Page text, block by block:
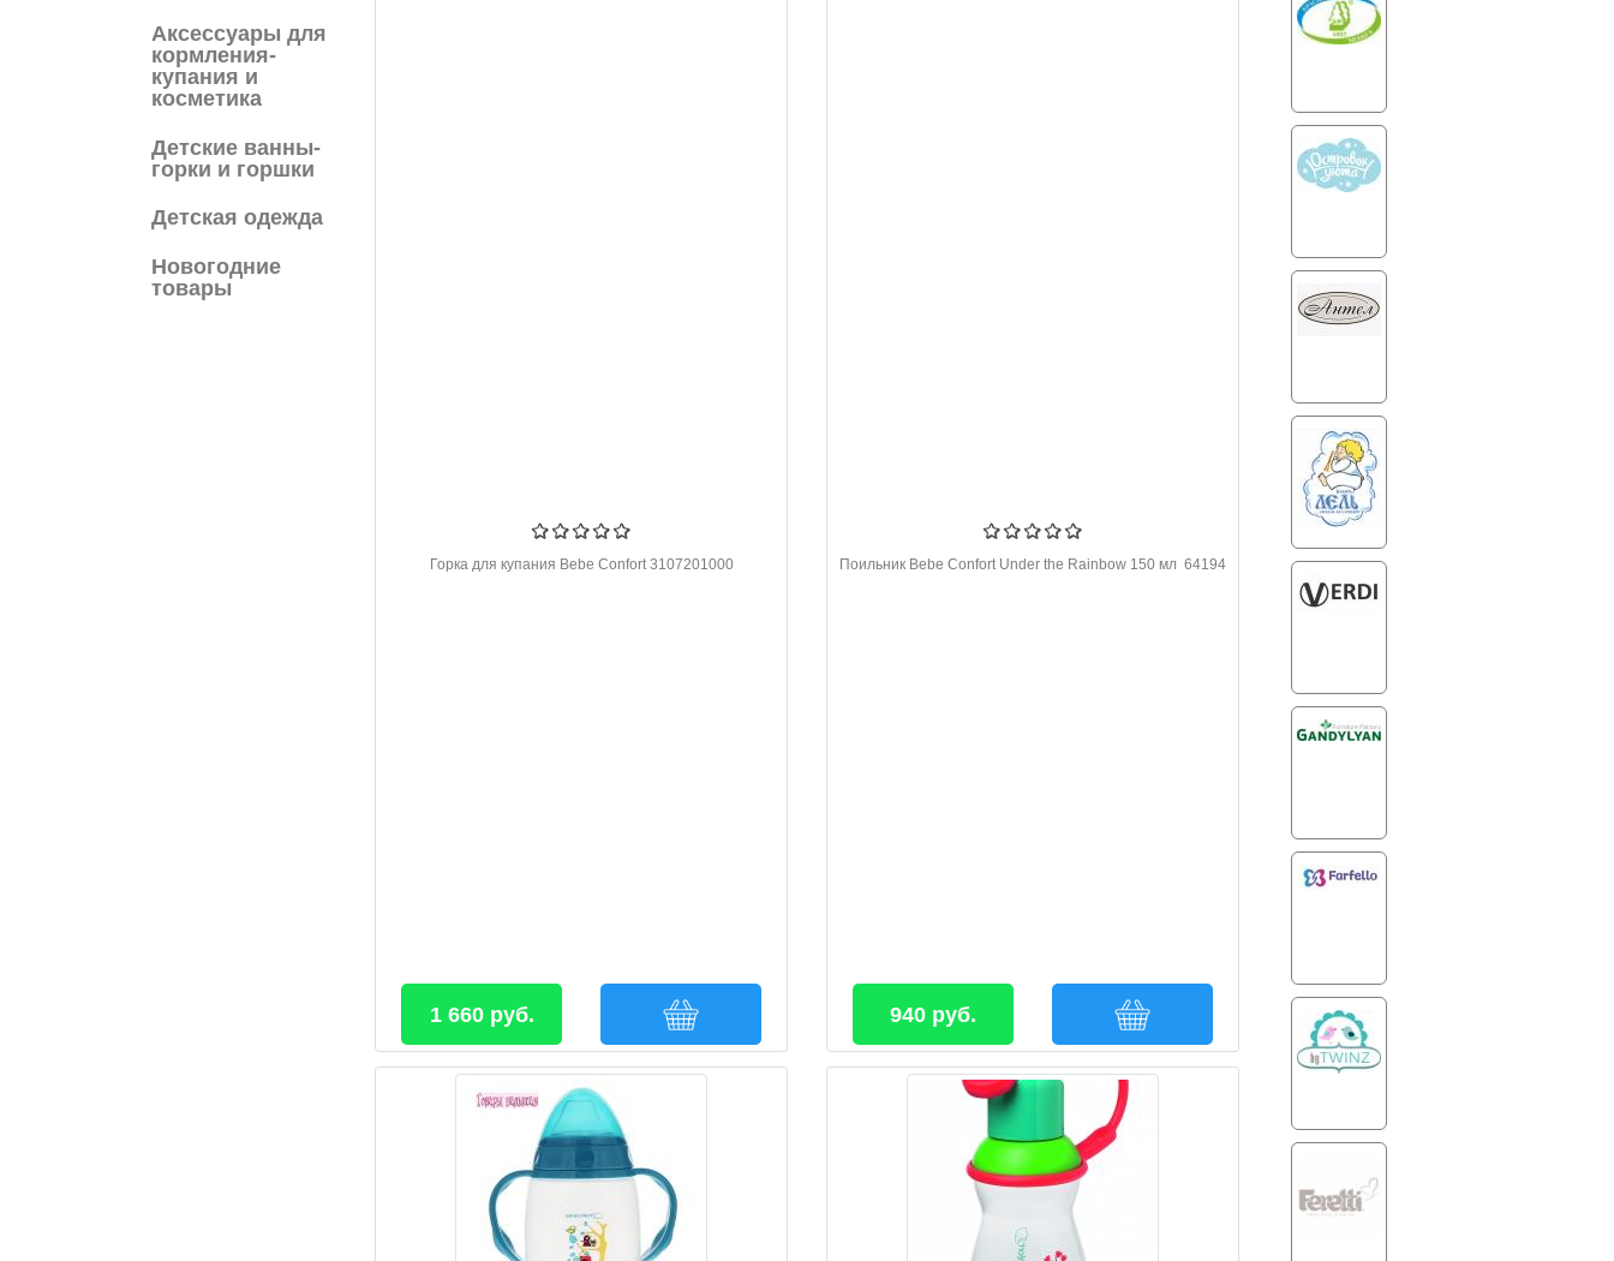
Аксессуары для
кормления-
купания и
косметика
Детские ванны-
горки и горшки
Детская одежда
Новогодние
товары
Горка для купания Bebe Confort 3107201000
1 660 руб.
Поильник Bebe Confort Under the Rainbow 150 мл 64194
940 руб.